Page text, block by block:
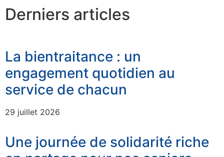
Derniers articles
La bientraitance : un
engagement quotidien au
service de chacun
29 juillet 2026
Une journée de solidarité riche